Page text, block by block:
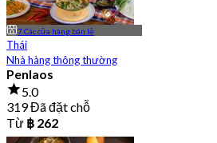
7 Các cửa hàng bán lẻ
Thái
Nhà hàng thông thường
Penlaos
5.0
319 Đã đặt chỗ
Từ ฿ 262